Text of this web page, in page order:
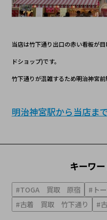
当店は竹下通り出口の赤い看板が
ドショップ)です。
竹下通りが混雑するため明治神宮前
明治神宮駅から当店ま
キーワ
#TOGA 買取 原宿
#ト
#古着 買取 竹下通り
#